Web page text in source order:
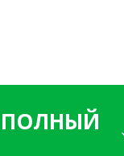
ПОЛНЫЙ